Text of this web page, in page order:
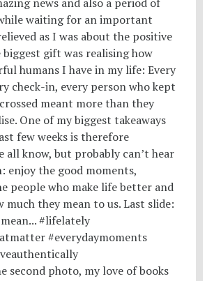
second photo, my love of books